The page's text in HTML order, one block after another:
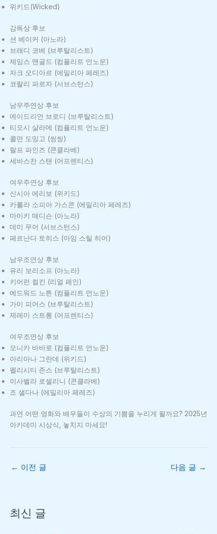
위키드(Wicked)
감독상 후보
션 베이커 (아노라)
브래디 코베 (브루탈리스트)
제임스 맨골드 (컴플리트 언노운)
자크 오디아르 (에밀리아 페레즈)
코랄리 파르자 (서브스턴스)
남우주연상 후보
에이드리언 브로디 (브루탈리스트)
티모시 샬라메 (컴플리트 언노운)
콜먼 도밍고 (씽씽)
랄프 파인즈 (콘클라베)
세바스찬 스탠 (어프렌티스)
여우주연상 후보
신시아 에리보 (위키드)
카를라 소피아 가스콘 (에밀리아 페레즈)
마이키 매디슨 (아노라)
데미 무어 (서브스턴스)
페르난다 토히스 (아임 스틸 히어)
남우조연상 후보
유리 보리소프 (아노라)
키어런 컬킨 (리얼 페인)
에드워드 노튼 (컴플리트 언노운)
가이 피어스 (브루탈리스트)
제레미 스트롱 (어프렌티스)
여우조연상 후보
모니카 바바로 (컴플리트 언노운)
아리아나 그란데 (위키드)
펠리시티 존스 (브루탈리스트)
이사벨라 로셀리니 (콘클라베)
조 샐다나 (에밀리아 페레즈)
과연 어떤 영화와 배우들이 수상의 기쁨을 누리게 될까요? 2025년
아카데미 시상식, 놓치지 마세요!
← 이전 글 다음 글 →
최신 글